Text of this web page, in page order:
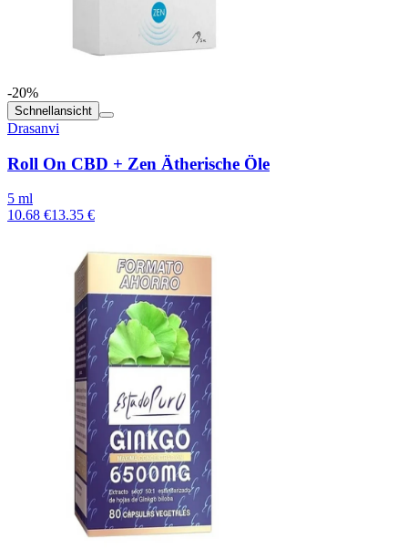
-20%
Schnellansicht
Drasanvi
Roll On CBD + Zen Ätherische Öle
5 ml
10.68 €13.35 €